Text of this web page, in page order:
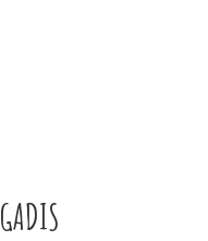
GADIS